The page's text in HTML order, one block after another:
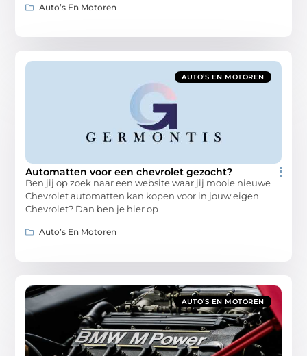
Auto’s En Motoren
AUTO’S EN MOTOREN
Automatten voor een chevrolet gezocht?
Ben jij op zoek naar een website waar jij mooie nieuwe
Chevrolet automatten kan kopen voor in jouw eigen
Chevrolet? Dan ben je hier op
Auto’s En Motoren
AUTO’S EN MOTOREN